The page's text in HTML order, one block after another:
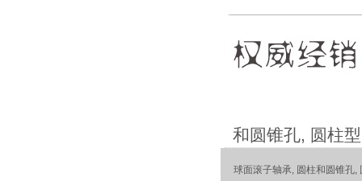
和圆锥孔, 圆柱
球面滚子轴承, 圆柱和圆锥孔,